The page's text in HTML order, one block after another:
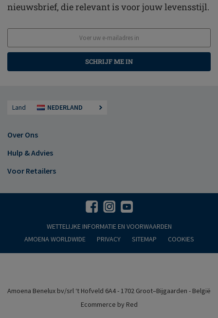
nieuwsbrief, die relevant is voor jouw levensstijl.
SCHRIJF ME IN
Land NEDERLAND
Over Ons
Hulp & Advies
Voor Retailers
WETTELIJKE INFORMATIE EN VOORWAARDEN
AMOENA WORLDWIDE
PRIVACY SITEMAP COOKIES
Amoena Benelux bv/srl ‘t Hofveld 6A4 - 1702 Groot–Bijgaarden - België
Ecommerce by Red